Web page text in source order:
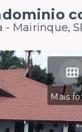
Mairinque,
Mais